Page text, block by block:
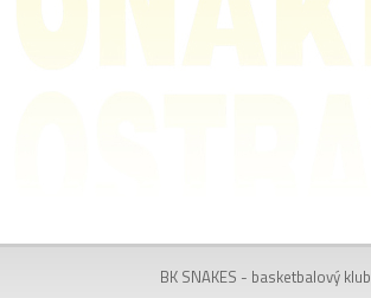
BK SNAKES - basketbalový klub